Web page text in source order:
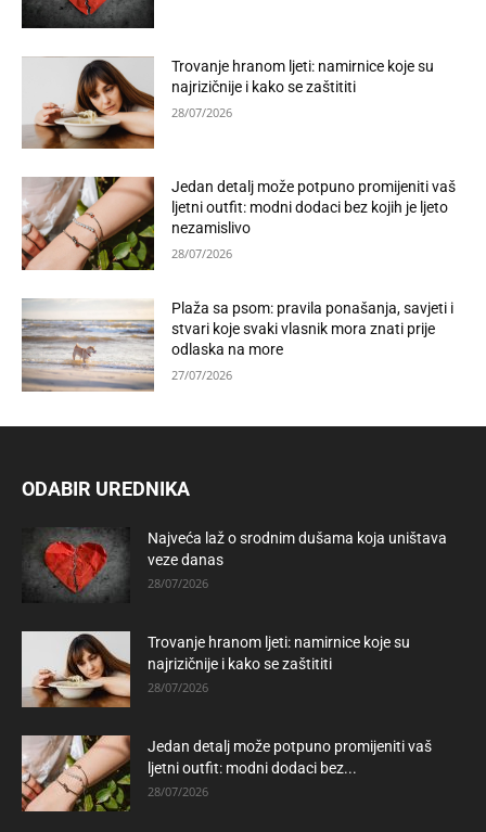
Trovanje hranom ljeti: namirnice koje su
najrizičnije i kako se zaštititi
28/07/2026
Jedan detalj može potpuno promijeniti vaš
ljetni outfit: modni dodaci bez kojih je ljeto
nezamislivo
28/07/2026
Plaža sa psom: pravila ponašanja, savjeti i
stvari koje svaki vlasnik mora znati prije
odlaska na more
27/07/2026
ODABIR UREDNIKA
Najveća laž o srodnim dušama koja uništava
veze danas
28/07/2026
Trovanje hranom ljeti: namirnice koje su
najrizičnije i kako se zaštititi
28/07/2026
Jedan detalj može potpuno promijeniti vaš
ljetni outfit: modni dodaci bez...
28/07/2026